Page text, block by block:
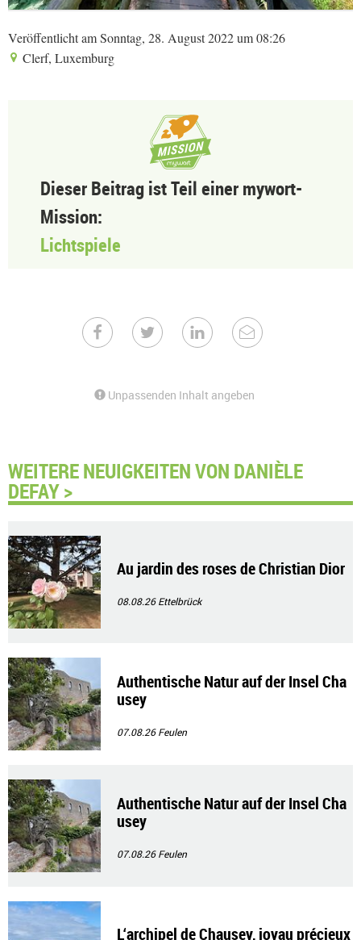
Veröffentlicht am Sonntag, 28. August 2022 um 08:26
Clerf, Luxemburg
Dieser Beitrag ist Teil einer mywort-
Mission:
Lichtspiele
Unpassenden Inhalt angeben
WEITERE NEUIGKEITEN VON DANIÈLE
DEFAY >
Au jardin des roses de Christian Dior
08.08.26Ettelbrück
Authentische Natur auf der Insel Cha
usey
07.08.26Feulen
Authentische Natur auf der Insel Cha
usey
07.08.26Feulen
L‘archipel de Chausey, joyau précieux